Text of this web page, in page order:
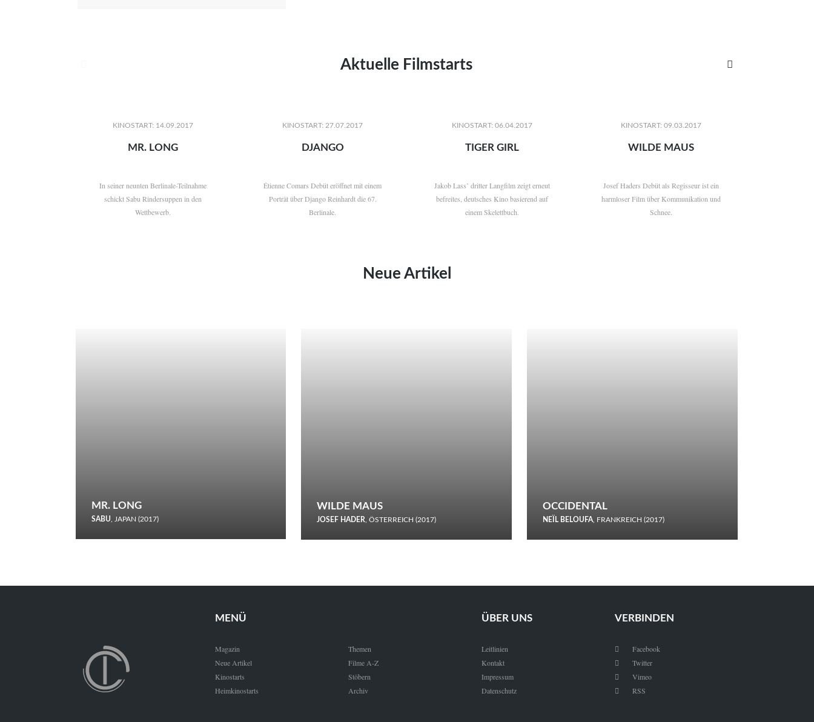
Aktuelle Filmstarts 
KINOSTART: 14.09.2017
MR. LONG
In seiner neunten Berlinale-Teilnahme
schickt Sabu Rindersuppen in den
Wettbewerb.
KINOSTART: 27.07.2017
DJANGO
Étienne Comars Debüt eröffnet mit einem
Porträt über Django Reinhardt die 67.
Berlinale.
KINOSTART: 06.04.2017
TIGER GIRL
Jakob Lass’ dritter Langfilm zeigt erneut
befreites, deutsches Kino basierend auf
einem Skelettbuch.
KINOSTART: 09.03.2017
WILDE MAUS
Josef Haders Debüt als Regisseur ist ein
harmloser Film über Kommunikation und
Schnee.
Neue Artikel
MR. LONG
SABU, JAPAN (2017)
den Wettbewerb.
WILDE MAUS
JOSEF HADER, ÖSTERREICH (2017)
Schnee.
OCCIDENTAL
NEÏL BELOUFA, FRANKREICH (2017)
MENÜ
Magazin
Neue Artikel
Kinostarts
Heimkinostarts
Themen
Filme A-Z
Stöbern
Archiv
ÜBER UNS
Leitlinien
Kontakt
Impressum
Datenschutz
VERBINDEN
 Facebook
 Twitter
 Vimeo
 RSS